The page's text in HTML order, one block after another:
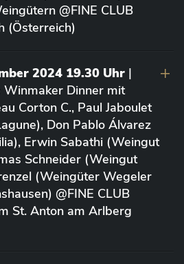
@FINE CLUB
(Österreich)
2024 19.30 Uhr |
Winmaker Dinner mit
Corton C., Paul Jaboulet
Don Pablo Álvarez
Erwin Sabathi (Weingut
Schneider (Weingut
(Weingüter Wegeler
@FINE CLUB
St. Anton am Arlberg